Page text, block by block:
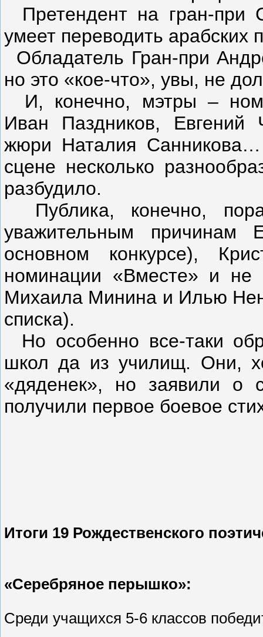
Претендент на гран-при
умеет переводить арабских
Обладатель Гран-при
но это «кое-что», увы, не
И, конечно, мэтры –
Иван Паздников, Евгений
жюри Наталия
сцене несколько
разбудило.
Публика, конечно,
уважительным причинам
основном конкурсе),
номинации «Вместе» и не
Михаила Минина и Илью
списка).
Но особенно все-таки
школ да из училищ. Они,
«дяденек», но заявили о
получили первое боевое
Итоги 19 Рождественского
«Серебряное перышко»:
Среди учащихся 5-6 классов